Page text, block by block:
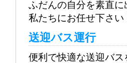
ふだんの自分を素直
私たちにお任せ下さい
送迎バス運行
便利で快適な送迎バ